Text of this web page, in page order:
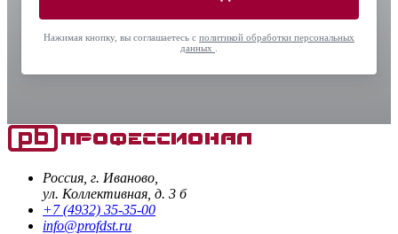
Нажимая кнопку, вы соглашаетесь с политикой обработки персональных
данных
Россия, г. Иваново,
ул. Коллективная, д. 3 б
+7 (4932) 35-35-00
info@profdst.ru